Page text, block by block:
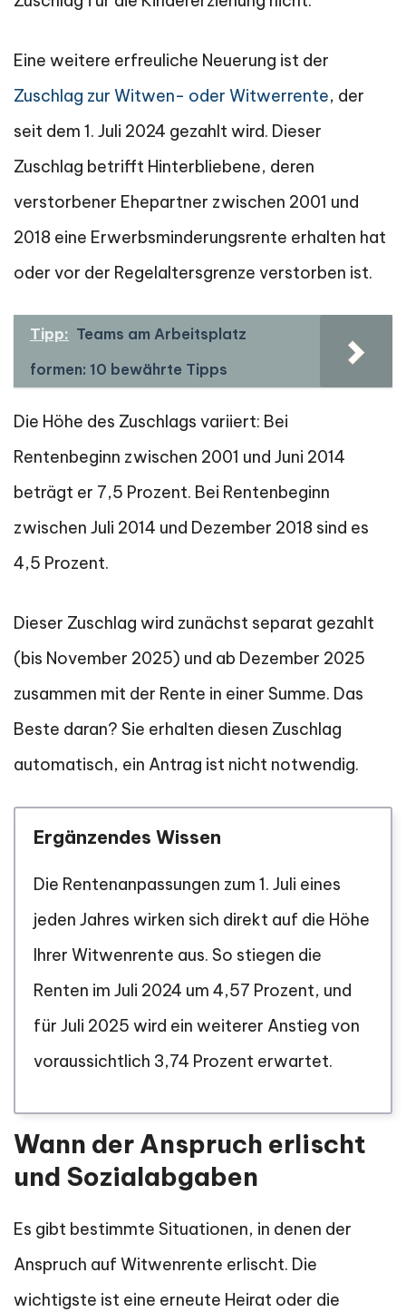
Eine weitere erfreuliche Neuerung ist der
Zuschlag zur Witwen- oder Witwerrente, der
seit dem 1. Juli 2024 gezahlt wird. Dieser
Zuschlag betrifft Hinterbliebene, deren
verstorbener Ehepartner zwischen 2001 und
2018 eine Erwerbsminderungsrente erhalten hat
oder vor der Regelaltersgrenze verstorben ist.
Tipp: Teams am Arbeitsplatz
formen: 10 bewährte Tipps
Die Höhe des Zuschlags variiert: Bei
Rentenbeginn zwischen 2001 und Juni 2014
beträgt er 7,5 Prozent. Bei Rentenbeginn
zwischen Juli 2014 und Dezember 2018 sind es
4,5 Prozent.
Dieser Zuschlag wird zunächst separat gezahlt
(bis November 2025) und ab Dezember 2025
zusammen mit der Rente in einer Summe. Das
Beste daran? Sie erhalten diesen Zuschlag
automatisch, ein Antrag ist nicht notwendig.
Ergänzendes Wissen
Die Rentenanpassungen zum 1. Juli eines
jeden Jahres wirken sich direkt auf die Höhe
Ihrer Witwenrente aus. So stiegen die
Renten im Juli 2024 um 4,57 Prozent, und
für Juli 2025 wird ein weiterer Anstieg von
voraussichtlich 3,74 Prozent erwartet.
Wann der Anspruch erlischt
und Sozialabgaben
Es gibt bestimmte Situationen, in denen der
Anspruch auf Witwenrente erlischt. Die
wichtigste ist eine erneute Heirat oder die